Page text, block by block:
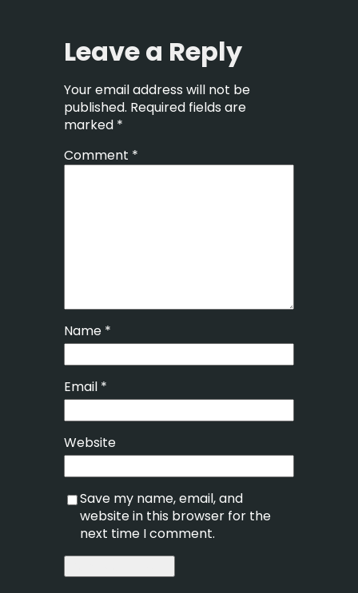
Leave a Reply
Your email address will not be
published. Required fields are
marked *
Comment *
Name *
Email *
Website
Save my name, email, and
website in this browser for the
next time I comment.